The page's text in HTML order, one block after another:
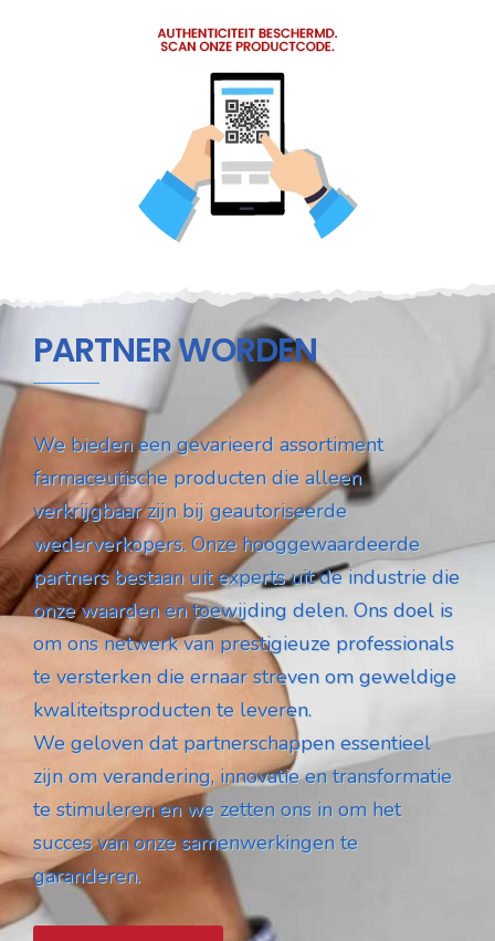
PARTNER WORDEN
We bieden een gevarieerd assortiment
farmaceutische producten die alleen
verkrijgbaar zijn bij geautoriseerde
wederverkopers. Onze hooggewaardeerde
partners bestaan uit experts uit de industrie die
onze waarden en toewijding delen. Ons doel is
om ons netwerk van prestigieuze professionals
te versterken die ernaar streven om geweldige
kwaliteitsproducten te leveren.
We geloven dat partnerschappen essentieel
zijn om verandering, innovatie en transformatie
te stimuleren en we zetten ons in om het
succes van onze samenwerkingen te
garanderen.